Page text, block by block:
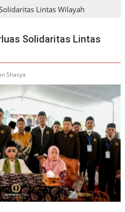
Lintas Wilayah
Solidaritas Lintas
Shasya